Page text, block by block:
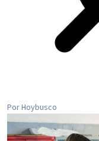
Por Hoybusco